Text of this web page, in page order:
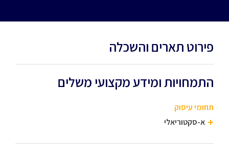
פירוט תארים והשכלה
התמחויות ומידע מקצועי משלים
תחומי עיסוק
א-סקטוריאלי